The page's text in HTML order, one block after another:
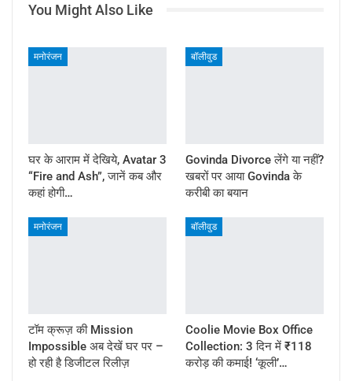
You Might Also Like
मनोरंजन
घर के आराम में देखिये, Avatar 3
“Fire and Ash”, जानें कब और
कहां होगी…
बॉलीवुड
Govinda Divorce लेंगे या नहीं?
खबरों पर आया Govinda के
करीबी का बयान
मनोरंजन
टॉम क्रूज़ की Mission
Impossible अब देखें घर पर –
हो रही है डिजीटल रिलीज़
बॉलीवुड
Coolie Movie Box Office
Collection: 3 दिन में ₹118
करोड़ की कमाई! ‘कूली’…